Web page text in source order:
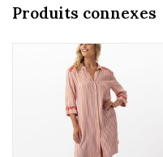
Produits connexes